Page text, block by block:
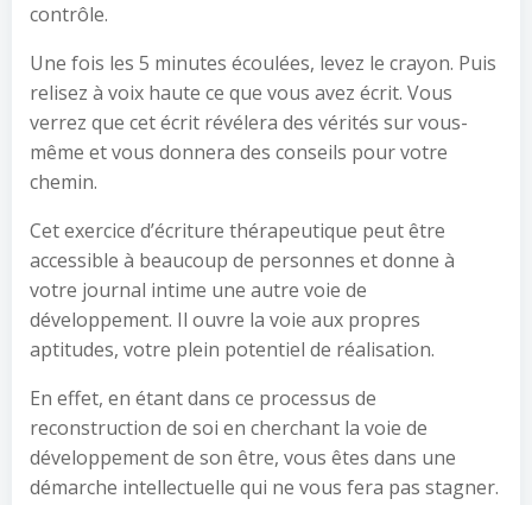
contrôle.
Une fois les 5 minutes écoulées, levez le crayon. Puis
relisez à voix haute ce que vous avez écrit. Vous
verrez que cet écrit révélera des vérités sur vous-
même et vous donnera des conseils pour votre
chemin.
Cet exercice d’écriture thérapeutique peut être
accessible à beaucoup de personnes et donne à
votre journal intime une autre voie de
développement. Il ouvre la voie aux propres
aptitudes, votre plein potentiel de réalisation.
En effet, en étant dans ce processus de
reconstruction de soi en cherchant la voie de
développement de son être, vous êtes dans une
démarche intellectuelle qui ne vous fera pas stagner.